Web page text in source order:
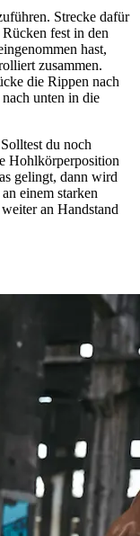
Strecke dafür
fest in den
hast,
zusammen.
die Rippen nach
unten in die
du noch
Hohlkörperposition
gelingt, dann wird
einem starken
an Handstand